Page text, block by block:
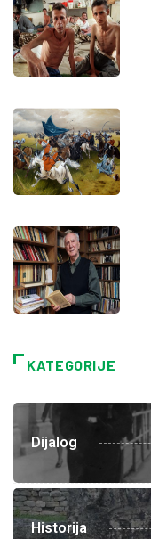
KATEGORIJE
Dijalog
Historija